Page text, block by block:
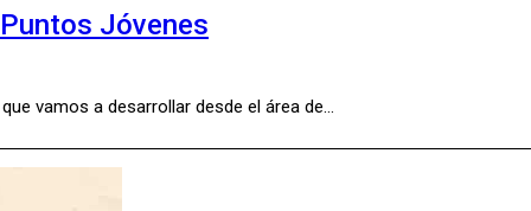
Jóvenes
vamos a desarrollar desde el área de…